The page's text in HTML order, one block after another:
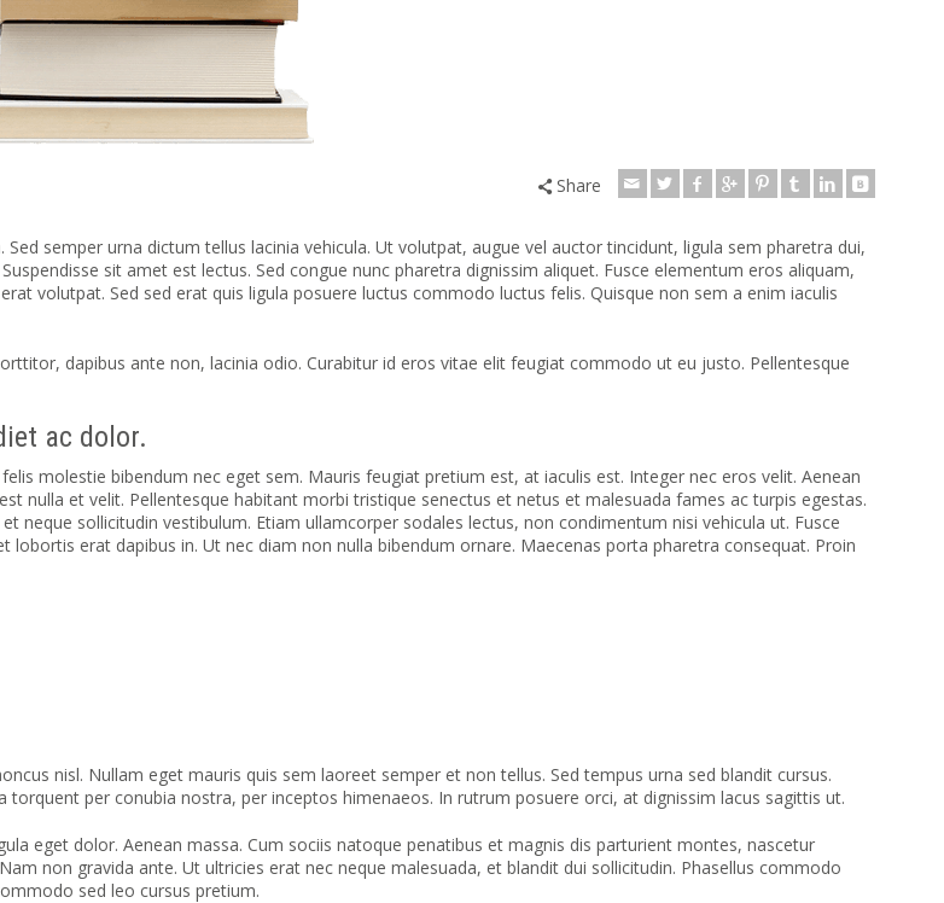
Share
semper urna dictum tellus lacinia vehicula. Ut volutpat, augue vel auctor tincidunt, ligula sem pharetra dui,
sit amet est lectus. Sed congue nunc pharetra dignissim aliquet. Fusce elementum eros aliquam,
volutpat. Sed sed erat quis ligula posuere luctus commodo luctus felis. Quisque non sem a enim iaculis
dapibus ante non, lacinia odio. Curabitur id eros vitae elit feugiat commodo ut eu justo. Pellentesque
ac dolor.
molestie bibendum nec eget sem. Mauris feugiat pretium est, at iaculis est. Integer nec eros velit. Aenean
nulla et velit. Pellentesque habitant morbi tristique senectus et netus et malesuada fames ac turpis egestas.
sollicitudin vestibulum. Etiam ullamcorper sodales lectus, non condimentum nisi vehicula ut. Fusce
erat dapibus in. Ut nec diam non nulla bibendum ornare. Maecenas porta pharetra consequat. Proin
nisl. Nullam eget mauris quis sem laoreet semper et non tellus. Sed tempus urna sed blandit cursus.
per conubia nostra, per inceptos himenaeos. In rutrum posuere orci, at dignissim lacus sagittis ut.
eget dolor. Aenean massa. Cum sociis natoque penatibus et magnis dis parturient montes, nascetur
non gravida ante. Ut ultricies erat nec neque malesuada, et blandit dui sollicitudin. Phasellus commodo
sed leo cursus pretium.